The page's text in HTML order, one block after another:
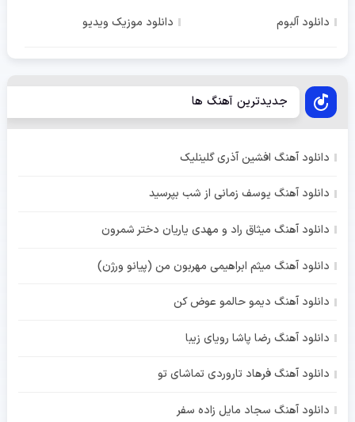
دانلود آلبوم دانلود موزیک ویدیو
جدیدترین آهنگ ها
دانلود آهنگ افشین آذری گلینلیک
دانلود آهنگ یوسف زمانی از شب بپرسید
دانلود آهنگ میثاق راد و مهدی یاریان دختر شمرون
دانلود آهنگ میثم ابراهیمی مهربون من (پیانو ورژن)
دانلود آهنگ دیمو حالمو عوض کن
دانلود آهنگ رضا پاشا رویای زیبا
دانلود آهنگ فرهاد تاروردی تماشای تو
دانلود آهنگ سجاد مایل زاده سفر